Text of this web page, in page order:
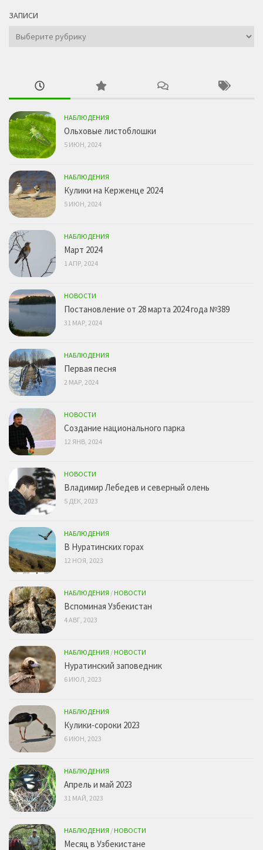
ЗАПИСИ
Записи
НАБЛЮДЕНИЯ
Ольховые листоблошки
5 ИЮН, 2024
НАБЛЮДЕНИЯ
Кулики на Керженце 2024
5 ИЮН, 2024
НАБЛЮДЕНИЯ
Март 2024
1 АПР, 2024
НОВОСТИ
Постановление от 28 марта 2024 года №389
31 МАР, 2024
НАБЛЮДЕНИЯ
Первая песня
2 МАР, 2024
НОВОСТИ
Создание национального парка
12 ЯНВ, 2024
НОВОСТИ
Владимир Лебедев и северный олень
5 ДЕК, 2023
НАБЛЮДЕНИЯ
В Нуратинских горах
12 НОЯ, 2023
НАБЛЮДЕНИЯ /НОВОСТИ
Вспоминая Узбекистан
4 АВГ, 2023
НАБЛЮДЕНИЯ /НОВОСТИ
Нуратинский заповедник
6 ИЮЛ, 2023
НАБЛЮДЕНИЯ
Кулики-сороки 2023
6 ИЮН, 2023
НАБЛЮДЕНИЯ
Апрель и май 2023
31 МАЙ, 2023
НАБЛЮДЕНИЯ /НОВОСТИ
Месяц в Узбекистане